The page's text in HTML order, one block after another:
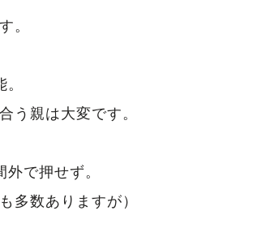
。
う親は大変です。
で押せず。
多数ありますが）